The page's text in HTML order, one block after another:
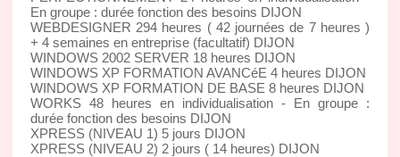
En groupe : durée fonction des besoins DIJON
WEBDESIGNER 294 heures ( 42 journées de 7 heures )
+ 4 semaines en entreprise (facultatif) DIJON
WINDOWS 2002 SERVER 18 heures DIJON
WINDOWS XP FORMATION AVANCéE 4 heures DIJON
WINDOWS XP FORMATION DE BASE 8 heures DIJON
WORKS 48 heures en individualisation - En groupe :
durée fonction des besoins DIJON
XPRESS (NIVEAU 1) 5 jours DIJON
XPRESS (NIVEAU 2) 2 jours ( 14 heures) DIJON